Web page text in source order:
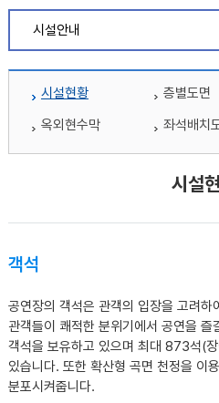
시설안내
시설현황 층별도면
옥외현수막
좌석배치
시설
객석
공연장의 객석은 관객의 입장을 고려하
관객들이 쾌적한 분위기에서 공연을 즐
객석을 보유하고 있으며 최대 873석(
있습니다. 또한 확산형 곡면 천정을 이
분포시켜줍니다.